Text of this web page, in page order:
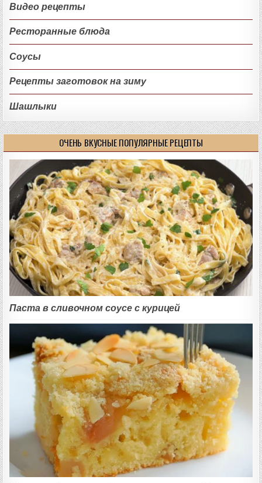
Видео рецепты
Ресторанные блюда
Соусы
Рецепты заготовок на зиму
Шашлыки
ОЧЕНЬ ВКУСНЫЕ ПОПУЛЯРНЫЕ РЕЦЕПТЫ
Паста в сливочном соусе с курицей